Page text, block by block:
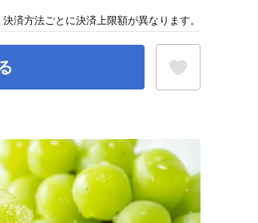
決済方法ごとに決済上限額が異なります。